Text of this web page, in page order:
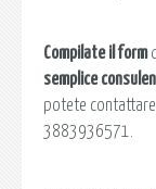
Compilate il form
semplice
potete contattare
3883936571.